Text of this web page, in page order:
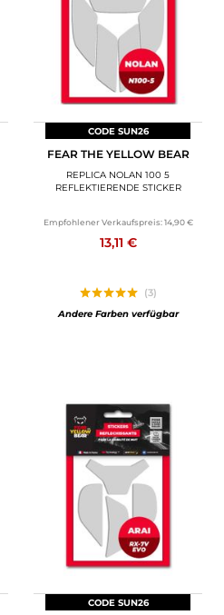
CODE SUN26
FEAR THE YELLOW BEAR
REPLICA NOLAN 100 5
REFLEKTIERENDE STICKER
Empfohlener Verkaufspreis: 14,90 €
13,11 €
(3)
Andere Farben verfügbar
CODE SUN26